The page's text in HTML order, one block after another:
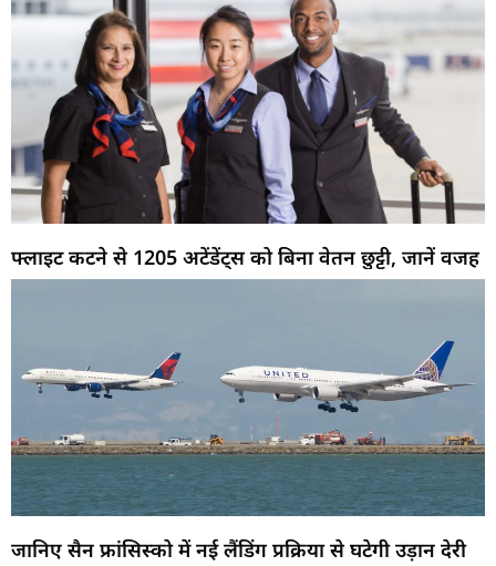
फ्लाइट कटने से 1205 अटेंडेंट्स को बिना वेतन छुट्टी, जानें वजह
जानिए सैन फ्रांसिस्को में नई लैंडिंग प्रक्रिया से घटेगी उड़ान देरी